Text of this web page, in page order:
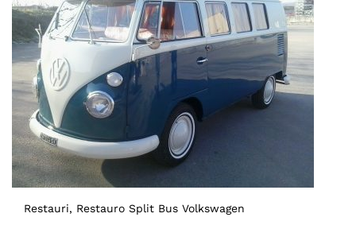
Restauri, Restauro Split Bus Volkswagen